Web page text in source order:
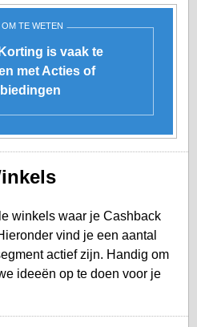
TE WETEN
is vaak te
met Acties of
winkels waar je Cashback
vind je een aantal
actief zijn. Handig om
ideeën op te doen voor je